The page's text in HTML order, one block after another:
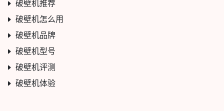
破壁机推荐
破壁机怎么用
破壁机品牌
破壁机型号
破壁机评测
破壁机体验